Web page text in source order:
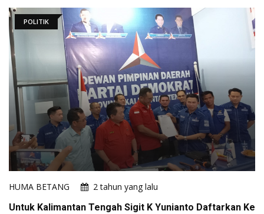
POLITIK
HUMA BETANG
2 tahun yang lalu
Untuk Kalimantan Tengah Sigit K Yunianto Daftarkan Ke